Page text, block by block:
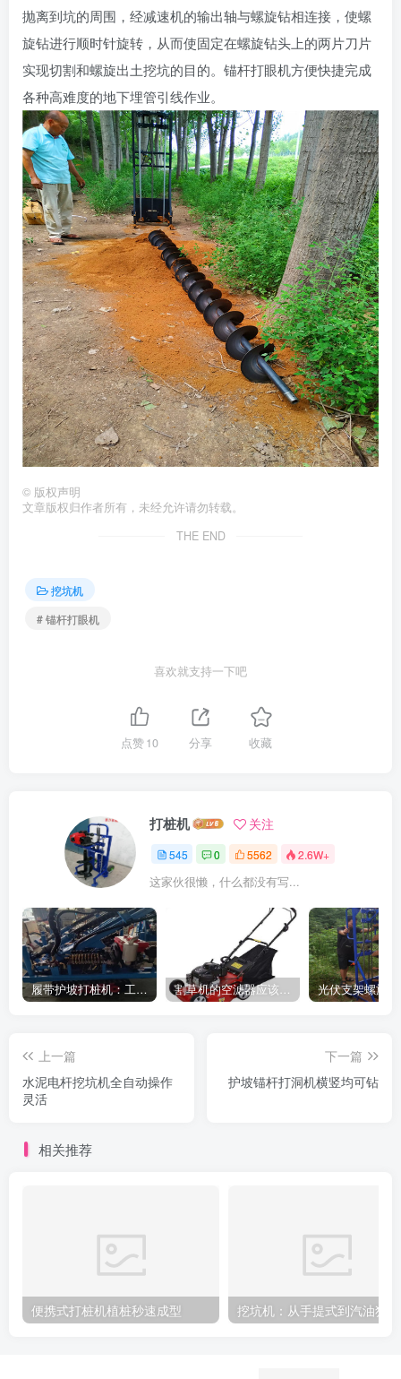
抛离到坑的周围，经减速机的输出轴与螺旋钻相连接，使螺
旋钻进行顺时针旋转，从而使固定在螺旋钻头上的两片刀片
实现切割和螺旋出土挖坑的目的。锚杆打眼机方便快捷完成
各种高难度的地下埋管引线作业。
© 版权声明
文章版权归作者所有，未经允许请勿转载。
THE END
挖坑机
# 锚杆打眼机
喜欢就支持一下吧
点赞10 分享 收藏
打桩机 关注
545 0 5562 2.6W+
这家伙很懒，什么都没有写...
履带护坡打桩机：工地施工利器 割草机的空滤器应该怎么清洁
上一篇
水泥电杆挖坑机全自动操作
灵活
下一篇
护坡锚杆打洞机横竖均可钻
相关推荐
便携式打桩机植桩秒速成型